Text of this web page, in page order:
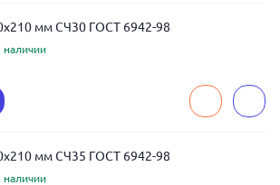
мм СЧ30 ГОСТ 6942-98
наличии
мм СЧ35 ГОСТ 6942-98
наличии